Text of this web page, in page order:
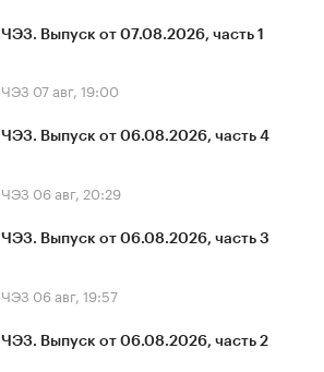
ЧЭЗ. Выпуск от 07.08.2026, часть 1
ЧЭЗ 07 авг, 19:00
ЧЭЗ. Выпуск от 06.08.2026, часть 4
ЧЭЗ 06 авг, 20:29
ЧЭЗ. Выпуск от 06.08.2026, часть 3
ЧЭЗ 06 авг, 19:57
ЧЭЗ. Выпуск от 06.08.2026, часть 2